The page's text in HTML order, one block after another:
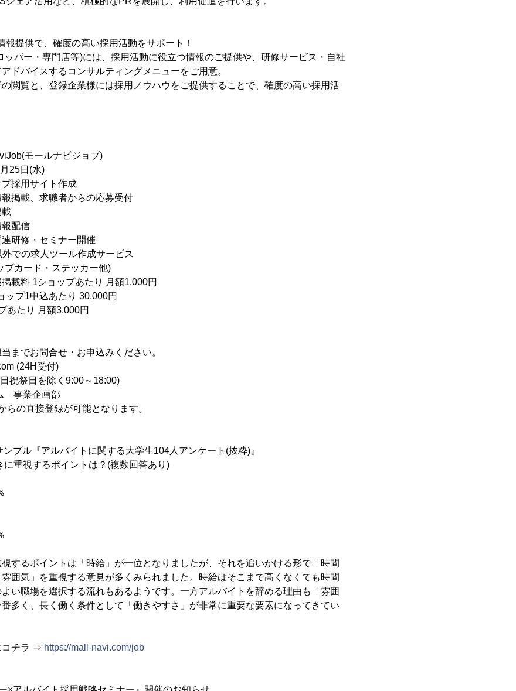
報提供で、確度の高い採用活動をサポート！
ッパー・専門店等)には、採用活動に役立つ情報のご提供や、研修サービス・自社
ドバイスするコンサルティングメニューをご用意。
閲覧と、登録企業様には採用ノウハウをご提供することで、確度の高い採用活
モールナビジョブ)
25日(水)
用サイト作成
職者からの応募受付
信
セミナー開催
ツール作成サービス
・ステッカー他)
載料 1ショップあたり 月額1,000円
プ1申込あたり 30,000円
たり 月額3,000円
までお問合せ・お申込みください。
(24H受付)
祝祭日を除く9:00～18:00)
事業企画部
の直接登録が可能となります。
プル『アルバイトに関する大学生104人アンケート(抜粋)』
に重視するポイントは？(複数回答あり)
するポイントは「時給」が一位となりましたが、それを追いかける形で「時間
囲気」を重視する意見が多くみられました。時給はそこまで高くなくても時間
い職場を選択する流れもあるようです。一方アルバイトを辞める理由も「雰囲
多く、長く働く条件として「働きやすさ」が非常に重要な要素になってきてい
コチラ ⇒ https://mall-navi.com/job